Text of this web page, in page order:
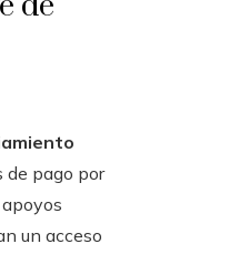
de pago por
un acceso